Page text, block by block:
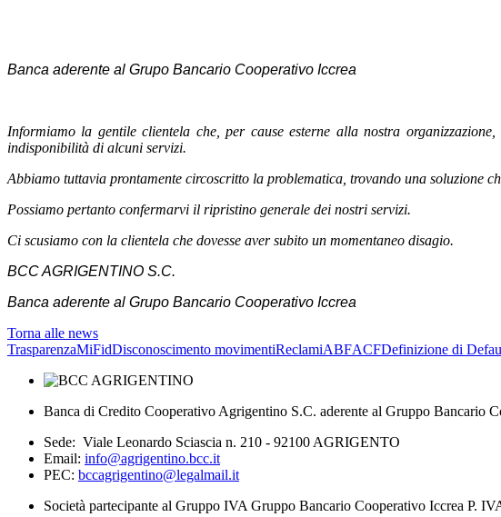
Banca aderente al Grupo Bancario Cooperativo Iccrea
Informiamo la gentile clientela che, per cause esterne alla nostra
indisponibilità di alcuni servizi.
Abbiamo tuttavia prontamente circoscritto la problematica, trovando una soluzione
Possiamo pertanto confermarvi il ripristino generale dei nostri servizi.
Ci scusiamo con la clientela che dovesse aver subito un momentaneo disagio.
BCC AGRIGENTINO S.C.
Banca aderente al Grupo Bancario Cooperativo Iccrea
Torna alle news
TrasparenzaMiFidDisconoscimento movimentiReclamiABFACFDefinizione di
Banca di Credito Cooperativo Agrigentino S.C. aderente al Gruppo Bancario
Sede: Viale Leonardo Sciascia n. 210 - 92100 AGRIGENTO
Email: info@agrigentino.bcc.it
PEC: bccagrigentino@legalmail.it
Società partecipante al Gruppo IVA Gruppo Bancario Cooperativo Iccrea P.